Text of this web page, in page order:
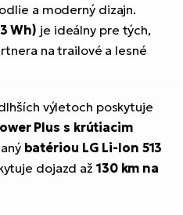
a moderný dizajn.
Wh) je ideálny pre tých,
na trailové a lesné
výletoch poskytuje
Plus s krútiacim
batériou LG Li-Ion 513
dojazd až 130 km na